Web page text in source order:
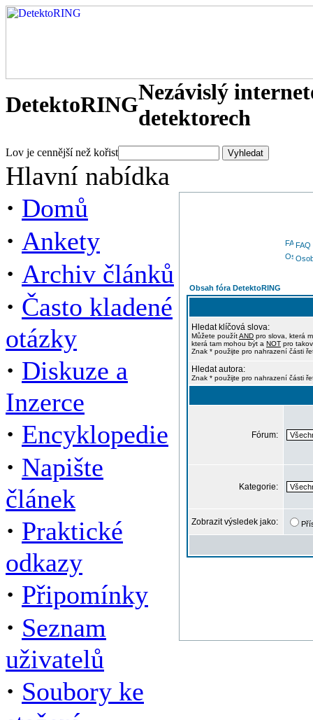
DetektoRINGNezávislý
detektorech
Lov je cennější než kořist
Hlavní nabídka
· Domů
· Ankety
· Archiv článků
· Často kladené
otázky
· Diskuze a
Inzerce
· Encyklopedie
· Napište
článek
· Praktické
odkazy
· Připomínky
· Seznam
uživatelů
· Soubory ke
FAQ
Obsah fóra DetektoRING
Hledat klíčová slova:
Můžete použítAND pro slova, která
která tam mohou být a NOT pro
Znak * použijte pro nahrazení části
Hledat autora:
Znak * použijte pro nahrazení části
Fórum:
Kategorie:
Zobrazit výsledek jako: